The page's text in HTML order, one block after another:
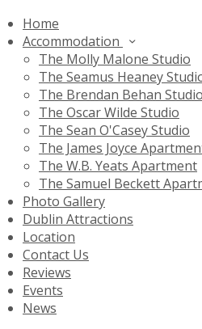
Home
Accommodation
The Molly Malone Studio
The Seamus Heaney
The Brendan Behan Studio
The Oscar Wilde Studio
The Sean O'Casey Studio
The James Joyce
The W.B. Yeats Apartment
The Samuel Beckett
Photo Gallery
Dublin Attractions
Location
Contact Us
Reviews
Events
News